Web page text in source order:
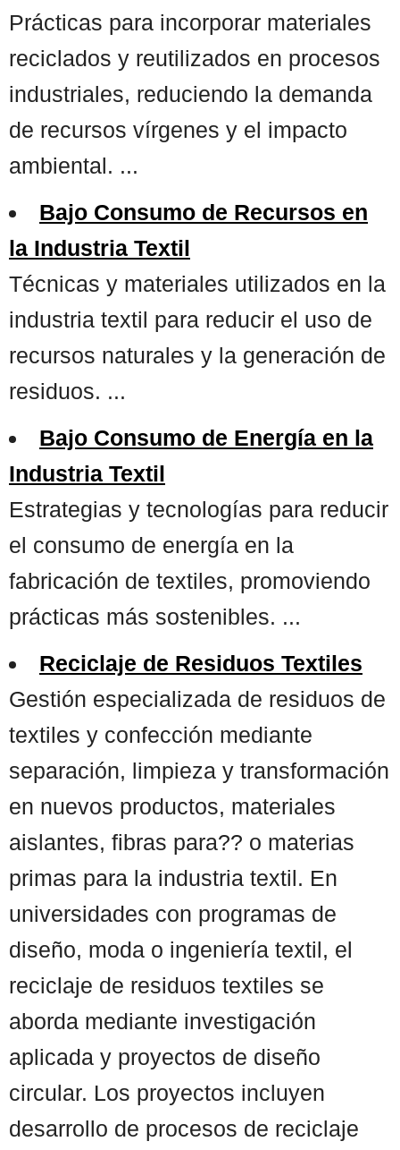
Prácticas para incorporar materiales
reciclados y reutilizados en procesos
industriales, reduciendo la demanda
de recursos vírgenes y el impacto
ambiental. ...
Bajo Consumo de Recursos en
la Industria Textil
Técnicas y materiales utilizados en la
industria textil para reducir el uso de
recursos naturales y la generación de
residuos. ...
Bajo Consumo de Energía en la
Industria Textil
Estrategias y tecnologías para reducir
el consumo de energía en la
fabricación de textiles, promoviendo
prácticas más sostenibles. ...
Reciclaje de Residuos Textiles
Gestión especializada de residuos de
textiles y confección mediante
separación, limpieza y transformación
en nuevos productos, materiales
aislantes, fibras para?? o materias
primas para la industria textil. En
universidades con programas de
diseño, moda o ingeniería textil, el
reciclaje de residuos textiles se
aborda mediante investigación
aplicada y proyectos de diseño
circular. Los proyectos incluyen
desarrollo de procesos de reciclaje